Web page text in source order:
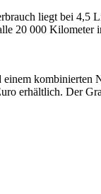
liegt bei 4,5
20 000 Kilometer
kombinierten
erhältlich. Der